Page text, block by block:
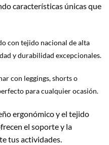
características únicas que
con tejido nacional de alta
y durabilidad excepcionales.
con leggings, shorts o
para cualquier ocasión.
ergonómico y el tejido
el soporte y la
tus actividades.